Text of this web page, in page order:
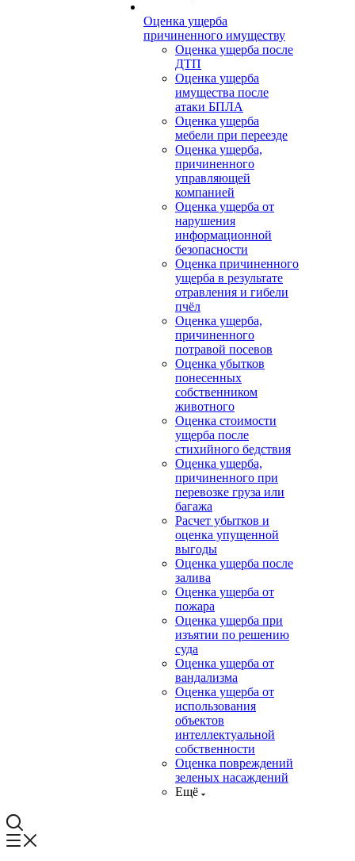
Оценка ущерба
причиненного имуществу
Оценка ущерба после
ДТП
Оценка ущерба
имущества после
атаки БПЛА
Оценка ущерба
мебели при переезде
Оценка ущерба,
причиненного
управляющей
компанией
Оценка ущерба от
нарушения
информационной
безопасности
Оценка причиненного
ущерба в результате
отравления и гибели
пчёл
Оценка ущерба,
причиненного
потравой посевов
Оценка убытков
понесенных
собственником
животного
Оценка стоимости
ущерба после
стихийного бедствия
Оценка ущерба,
причиненного при
перевозке груза или
багажа
Расчет убытков и
оценка упущенной
выгоды
Оценка ущерба после
залива
Оценка ущерба от
пожара
Оценка ущерба при
изъятии по решению
суда
Оценка ущерба от
вандализма
Оценка ущерба от
использования
объектов
интеллектуальной
собственности
Оценка повреждений
зеленых насаждений
Ещё